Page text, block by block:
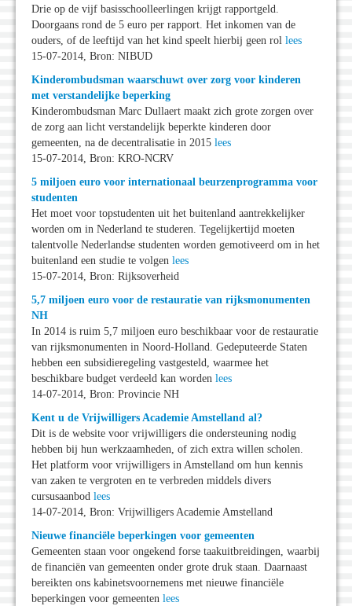
Drie op de vijf basisschoolleerlingen krijgt rapportgeld.
Doorgaans rond de 5 euro per rapport. Het inkomen van de
ouders, of de leeftijd van het kind speelt hierbij geen rol lees
15-07-2014, Bron: NIBUD
Kinderombudsman waarschuwt over zorg voor kinderen
met verstandelijke beperking
Kinderombudsman Marc Dullaert maakt zich grote zorgen over
de zorg aan licht verstandelijk beperkte kinderen door
gemeenten, na de decentralisatie in 2015 lees
15-07-2014, Bron: KRO-NCRV
5 miljoen euro voor internationaal beurzenprogramma voor
studenten
Het moet voor topstudenten uit het buitenland aantrekkelijker
worden om in Nederland te studeren. Tegelijkertijd moeten
talentvolle Nederlandse studenten worden gemotiveerd om in het
buitenland een studie te volgen lees
15-07-2014, Bron: Rijksoverheid
5,7 miljoen euro voor de restauratie van rijksmonumenten
NH
In 2014 is ruim 5,7 miljoen euro beschikbaar voor de restauratie
van rijksmonumenten in Noord-Holland. Gedeputeerde Staten
hebben een subsidieregeling vastgesteld, waarmee het
beschikbare budget verdeeld kan worden lees
14-07-2014, Bron: Provincie NH
Kent u de Vrijwilligers Academie Amstelland al?
Dit is de website voor vrijwilligers die ondersteuning nodig
hebben bij hun werkzaamheden, of zich extra willen scholen.
Het platform voor vrijwilligers in Amstelland om hun kennis
van zaken te vergroten en te verbreden middels divers
cursusaanbod lees
14-07-2014, Bron: Vrijwilligers Academie Amstelland
Nieuwe financiële beperkingen voor gemeenten
Gemeenten staan voor ongekend forse taakuitbreidingen, waarbij
de financiën van gemeenten onder grote druk staan. Daarnaast
bereikten ons kabinetsvoornemens met nieuwe financiële
beperkingen voor gemeenten lees